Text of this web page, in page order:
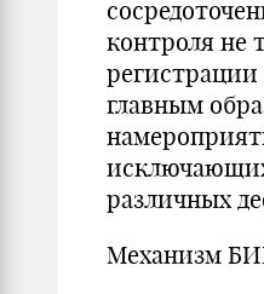
контроля не
регистра­ции
главным
различных
Механизм